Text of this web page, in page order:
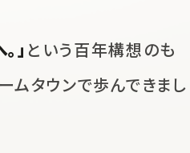
」 という百年構想のも
ムタウンで歩んできまし